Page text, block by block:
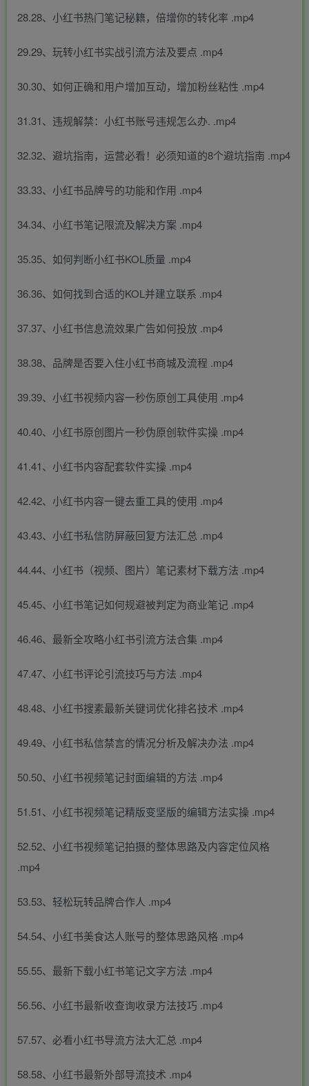
28.28、小红书热门笔记秘籍，倍增你的转化率 .mp4
29.29、玩转小红书实战引流方法及要点 .mp4
30.30、如何正确和用户增加互动，增加粉丝粘性 .mp4
31.31、违规解禁：小红书账号违规怎么办. .mp4
32.32、避坑指南，运营必看！必须知道的8个避坑指南 .mp4
33.33、小红书品牌号的功能和作用 .mp4
34.34、小红书笔记限流及解决方案 .mp4
35.35、如何判断小红书KOL质量 .mp4
36.36、如何找到合适的KOL并建立联系 .mp4
37.37、小红书信息流效果广告如何投放 .mp4
38.38、品牌是否要入住小红书商城及流程 .mp4
39.39、小红书视频内容一秒伤原创工具使用 .mp4
40.40、小红书原创图片一秒伪原创软件实操 .mp4
41.41、小红书内容配套软件实操 .mp4
42.42、小红书内容一键去重工具的使用 .mp4
43.43、小红书私信防屏蔽回复方法汇总 .mp4
44.44、小红书（视频、图片）笔记素材下载方法 .mp4
45.45、小红书笔记如何规避被判定为商业笔记 .mp4
46.46、最新全攻略小红书引流方法合集 .mp4
47.47、小红书评论引流技巧与方法 .mp4
48.48、小红书搜素最新关键词优化排名技术 .mp4
49.49、小红书私信禁言的情况分析及解决办法 .mp4
50.50、小红书视频笔记封面编辑的方法 .mp4
51.51、小红书视频笔记精版变坚版的编辑方法实操 .mp4
52.52、小红书视频笔记拍摄的整体思路及内容定位风格
.mp4
53.53、轻松玩转品牌合作人 .mp4
54.54、小红书美食达人账号的整体思路风格 .mp4
55.55、最新下载小红书笔记文字方法 .mp4
56.56、小红书最新收查询收录方法技巧 .mp4
57.57、必看小红书导流方法大汇总 .mp4
58.58、小红书最新外部导流技术 .mp4